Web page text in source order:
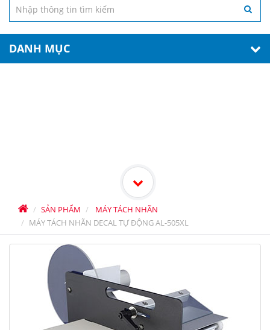
DANH MỤC
SẢN PHẨM
MÁY TÁCH NHÃN
MÁY TÁCH NHÃN DECAL TỰ ĐỘNG AL-505XL